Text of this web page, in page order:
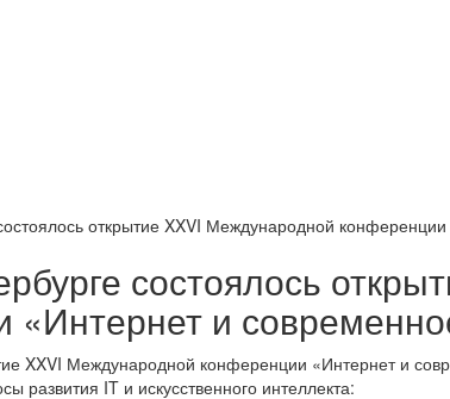
открытие XXVI Международной
состоялось
«Интернет и
XXVI Международной конференции «Интернет и
развития IT и искусственного интеллекта: